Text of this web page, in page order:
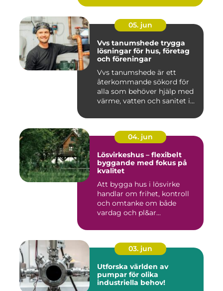
05. jun
Vvs tanumshede trygga
lösningar för hus, företag
och föreningar
Vvs tanumshede är ett
återkommande sökord för
alla som behöver hjälp med
värme, vatten och sanitet i...
04. jun
Lösvirkeshus – flexibelt
byggande med fokus på
kvalitet
Att bygga hus i lösvirke
handlar om frihet, kontroll
och omtanke om både
vardag och pl&ar...
03. jun
Utforska världen av
pumpar för olika
industriella behov!